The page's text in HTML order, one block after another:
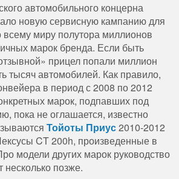
автомобильного концерна
новую сервисную кампанию для
миру полутора миллионов
марок бренда. Если быть
прицел попали миллион
тысяч автомобилей. Как правило,
в период с 2008 по 2012
марок, подпавших под
пока не оглашается, известно
Тойоты Приус2010-2012
CT 200h, произведенные в
модели других марок руководство
несколько позже.